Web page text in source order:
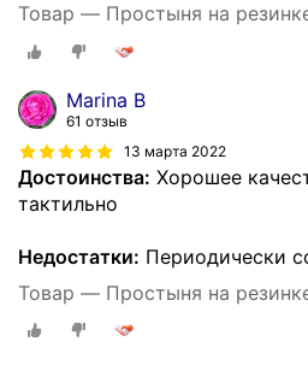
Товар — Простыня на
Marina B
61 отзыв
13 марта 2022
Достоинства: Хорошее
тактильно
Недостатки: Периодически
Товар — Простыня на